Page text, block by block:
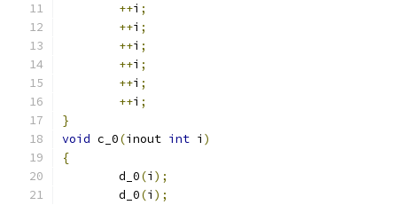
++i ;
++i ;
++i ;
++i ;
++i ;
++i ;
}
void c_0(inout int i )
{
	d_0
(i );
	d_0
(i );